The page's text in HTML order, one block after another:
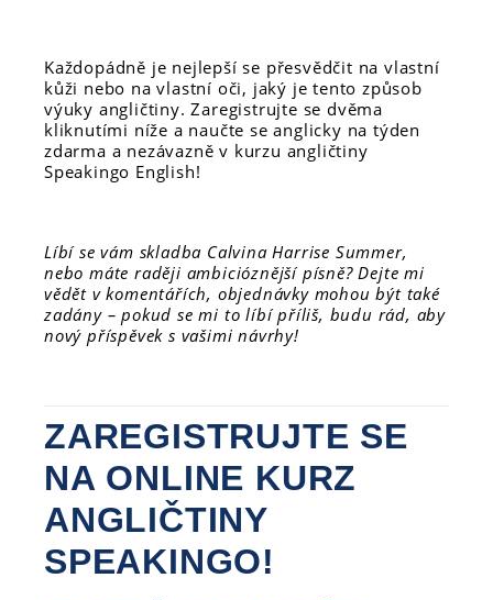
Každopádně je nejlepší se přesvědčit na vlastní
kůži nebo na vlastní oči, jaký je tento způsob
výuky angličtiny. Zaregistrujte se dvěma
kliknutími níže a naučte se anglicky na týden
zdarma a nezávazně v kurzu angličtiny
Speakingo English!
Líbí se vám skladba Calvina Harrise Summer,
nebo máte raději ambicióznější písně? Dejte mi
vědět v komentářích, objednávky mohou být také
zadány – pokud se mi to líbí příliš, budu rád, aby
nový příspěvek s vašimi návrhy!
ZAREGISTRUJTE SE
NA ONLINE KURZ
ANGLIČTINY
SPEAKINGO!